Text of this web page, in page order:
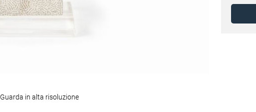
Guarda in alta risoluzione